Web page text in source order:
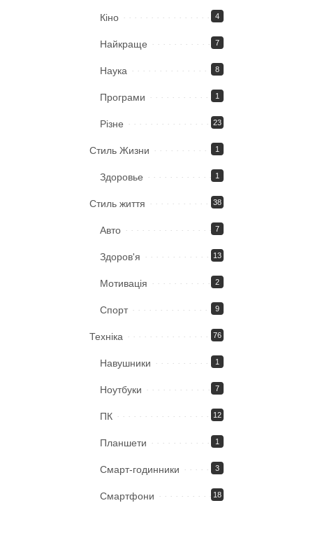
Кіно 4
Найкраще 7
Наука 8
Програми 1
Різне 23
Стиль Жизни 1
Здоровье 1
Стиль життя 38
Авто 7
Здоров'я 13
Мотивація 2
Спорт 9
Техніка 76
Навушники 1
Ноутбуки 7
ПК 12
Планшети 1
Смарт-годинники 3
Смартфони 18